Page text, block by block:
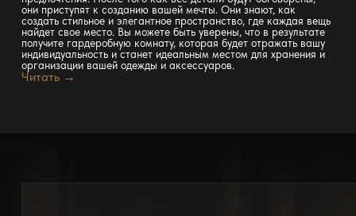
они приступят к созданию вашей мечты. Они знают, как
создать стильное и элегантное пространство, где каждая вещь
найдет свое место. Вы можете быть уверены, что в результате
получите гардеробную комнату, которая будет отражать вашу
индивидуальность и станет идеальным местом для хранения и
организации вашей одежды и аксессуаров.
Читать →